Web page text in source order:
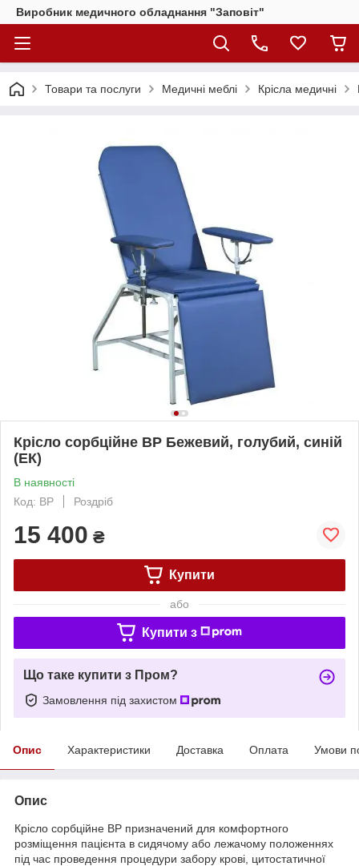
Виробник медичного обладнання "Заповіт"
Товари та послуги Медичні меблі Крісла медичні
Крісло сорбційне ВР Бежевий, голубий, синій
(ЕК)
В наявності
Код: ВР
Роздріб
15 400 ₴
Купити
або
Купити з
Що таке купити з Пром?
Замовлення під захистом
Опис Характеристики Доставка Оплата Умови
Опис
Крісло сорбційне ВР призначений для комфортного
розміщення пацієнта в сидячому або лежачому положеннях
під час проведення процедури забору крові, цитостатичної